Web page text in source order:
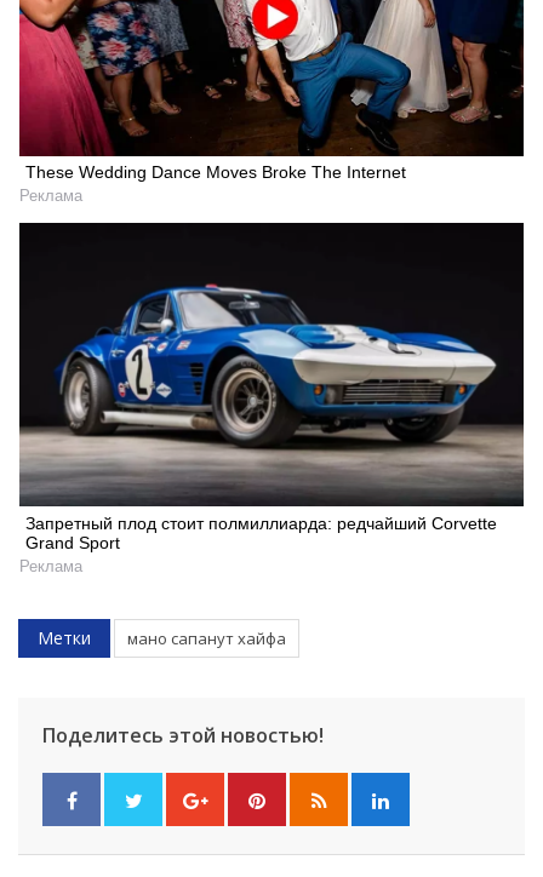
These Wedding Dance Moves Broke The Internet
Реклама
Запретный плод стоит полмиллиарда: редчайший Corvette
Grand Sport
Реклама
Метки мано сапанут хайфа
Поделитесь этой новостью!